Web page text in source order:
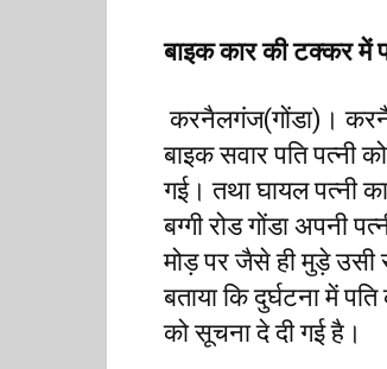
बाइक कार की टक्कर में
करनैलगंज(गोंडा)।
बाइक सवार पति पत्नी
गई। तथा घायल पत्नी
बग्गी रोड गोंडा अपनी
मोड़ पर जैसे ही मुड़े उसी
बताया कि दुर्घटना में
को सूचना दे दी गई है।